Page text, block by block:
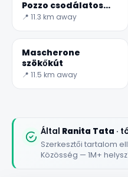
Pozzo csodálatos
temploma
📍 11.3 km away
Mascherone
szökőkút
📍 11.5 km away
Által Ranita Tata ·
Szerkesztői tartalom
Közösség — 1M+